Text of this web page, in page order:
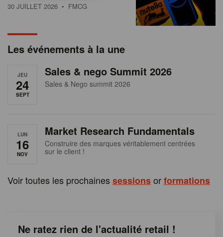
e
a
30 JUILLET 2026 • FMCG
Les événements à la une
JEU
24
SEPT
Sales & nego Summit 2026
Sales & Nego summit 2026
LUN
16
NOV
Market Research Fundamentals
Construire des marques véritablement centrées
sur le client !
Voir toutes les prochaines sessionsorformations
Ne ratez rien de l'actualité retail !